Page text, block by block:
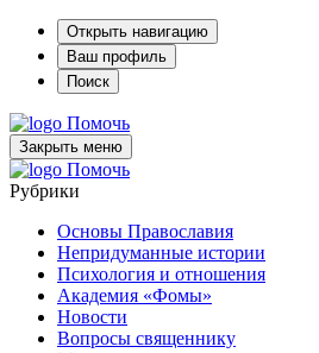
Открыть навигацию
Ваш профиль
Поиск
Помочь
Закрыть меню
Помочь
Рубрики
Основы Православия
Непридуманные истории
Психология и отношения
Академия «Фомы»
Новости
Вопросы священнику